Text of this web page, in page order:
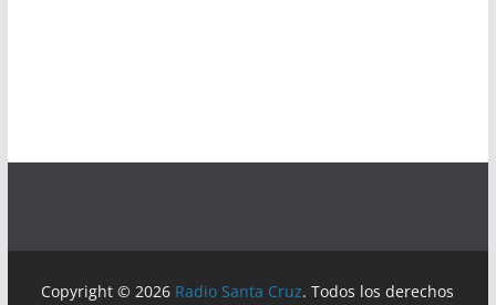
Copyright © 2026 Radio Santa Cruz. Todos los derechos